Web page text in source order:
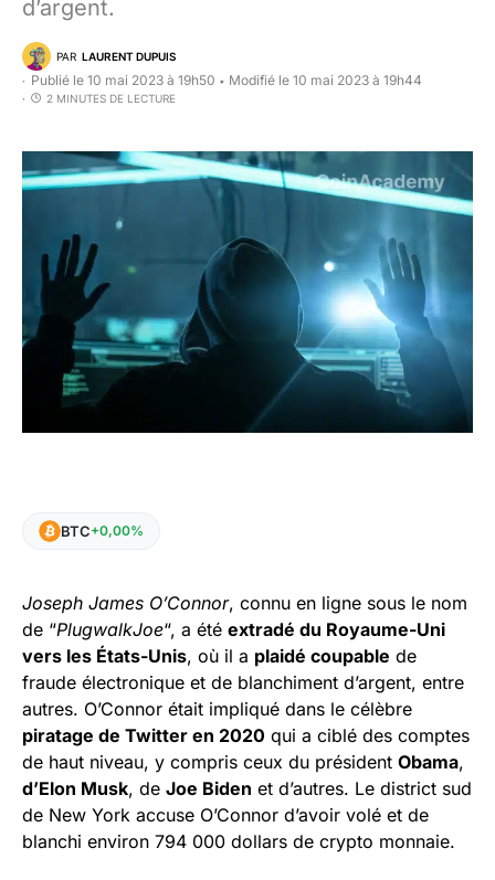
d’argent.
PAR LAURENT DUPUIS
Publié le 10 mai 2023 à 19h50 • Modifié le 10 mai 2023 à 19h44
2 MINUTES DE LECTURE
BTC+0,00%
Joseph James O’Connor, connu en ligne sous le nom
de “PlugwalkJoe“, a été extradé du Royaume-Uni
vers les États-Unis, où il a plaidé coupable de
fraude électronique et de blanchiment d’argent, entre
autres. O’Connor était impliqué dans le célèbre
piratage de Twitter en 2020 qui a ciblé des comptes
de haut niveau, y compris ceux du président Obama,
d’Elon Musk, de Joe Biden et d’autres. Le district sud
de New York accuse O’Connor d’avoir volé et de
blanchi environ 794 000 dollars de crypto monnaie.